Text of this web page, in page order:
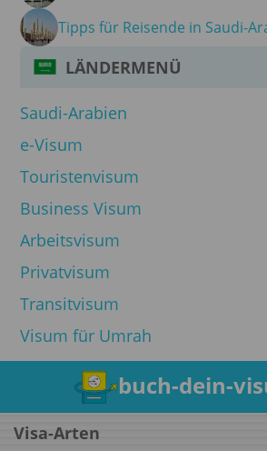
Tipps für Reisende in Saudi-
LÄNDERMENÜ
Saudi-Arabien
e-Visum
Touristenvisum
Business Visum
Arbeitsvisum
Privatvisum
Transitvisum
Visum für Umrah
buch-dein-
Visa-Arten